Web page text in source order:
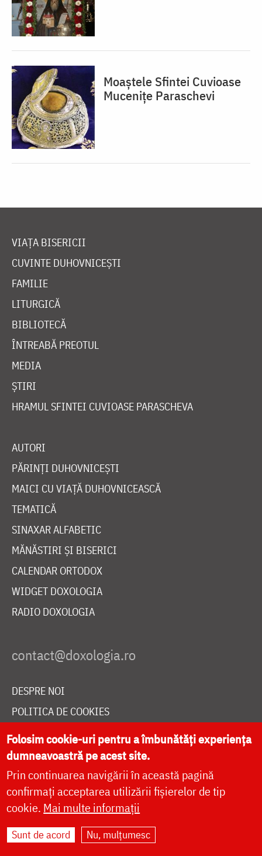
Moaștele Sfintei Cuvioase
Mucenițe Paraschevi
VIAȚA BISERICII
CUVINTE DUHOVNICEȘTI
FAMILIE
LITURGICĂ
BIBLIOTECĂ
ÎNTREABĂ PREOTUL
MEDIA
ȘTIRI
HRAMUL SFINTEI CUVIOASE PARASCHEVA
AUTORI
PĂRINȚI DUHOVNICEȘTI
MAICI CU VIAȚĂ DUHOVNICEASCĂ
TEMATICĂ
SINAXAR ALFABETIC
MĂNĂSTIRI ȘI BISERICI
CALENDAR ORTODOX
WIDGET DOXOLOGIA
RADIO DOXOLOGIA
DESPRE NOI
POLITICA DE COOKIES
DONEAZĂ ONLINE PENTRU CATEDRALA NAȚIONALĂ
LIVE
Site dezvoltat deDOXOLOGIA MEDIA
Arhiepiscopia Iașilor | ©
Folosim cookie-uri pentru a îmbunătăți experiența
dumneavoastră pe acest site.
Prin continuarea navigării în această pagină
confirmați acceptarea utilizării fișierelor de tip
cookie. Mai multe informații
Sunt de acord Nu, mulțumesc